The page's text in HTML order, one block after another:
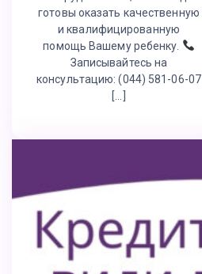
готовы оказать качественную
и квалифицированную
помощь Вашему ребенку.
Записывайтесь на
консультацию: (044) 581-06-07
[…]